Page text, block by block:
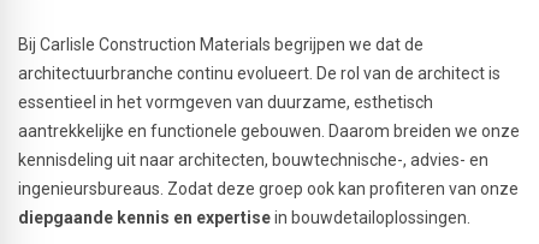
Bij Carlisle Construction Materials begrijpen we dat de
architectuurbranche continu evolueert. De rol van de architect is
essentieel in het vormgeven van duurzame, esthetisch
aantrekkelijke en functionele gebouwen. Daarom breiden we onze
kennisdeling uit naar architecten, bouwtechnische-, advies- en
ingenieursbureaus. Zodat deze groep ook kan profiteren van onze
diepgaande kennis en expertisein bouwdetailoplossingen.